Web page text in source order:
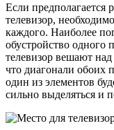
Если предполагается
телевизор,
каждого. Наиболее
обустройство одного
телевизор вешают
что диагонали обоих
один из элементов
сильно выделяться и